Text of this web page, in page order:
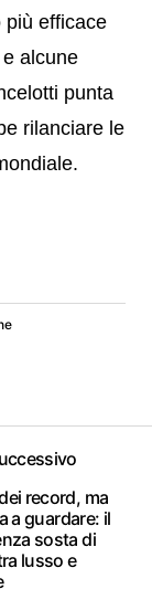
più efficace
alcune
punta
rilanciare le
record, ma
a guardare: il
sosta di
lusso e